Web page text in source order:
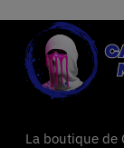
La boutique de